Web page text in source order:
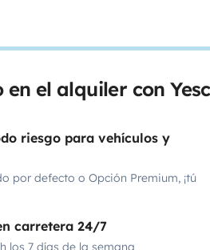
el alquiler con
riesgo para vehículos y
por defecto o Opción Premium, ¡tú
carretera 24/7
los 7 días de la semana